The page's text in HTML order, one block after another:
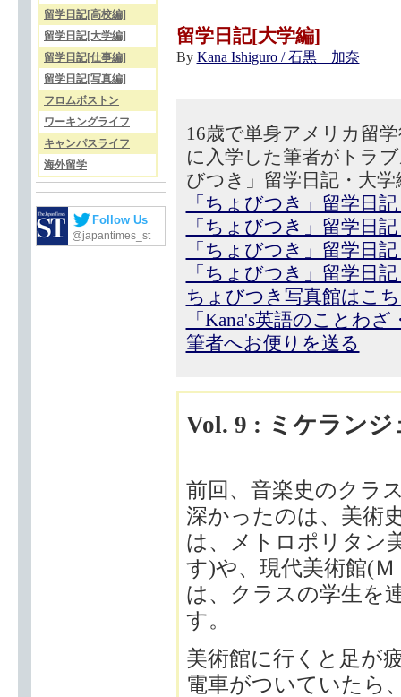
留学日記[高校編]
留学日記[大学編]
留学日記[仕事編]
留学日記[写真編]
フロムボストン
ワーキングライフ
キャンパスライフ
海外留学
Follow Us
@japantimes_st
留学日記[大学編]
By Kana Ishiguro / 石黒 加奈
16歳で単身アメリカ留
に入学した筆者がトラ
びつき」留学日記・大学
「ちょびつき」留学日
「ちょびつき」留学日
「ちょびつき」留学日
「ちょびつき」留学日
ちょびつき写真館はこ
「Kana's英語のことわ
筆者へお便りを送る
Vol. 9 : ミケラン
前回、音楽史のクラ
深かったのは、美術
は、メトロポリタン
す)や、現代美術館(
は、クラスの学生を
す。
美術館に行くと足が
電車がついていたら